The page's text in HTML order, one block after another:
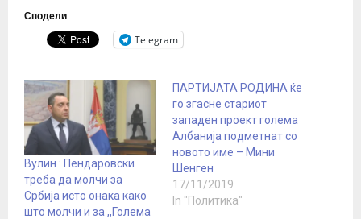
Сподели
Telegram
Вулин : Пендаровски
треба да молчи за
Србија исто онака како
што молчи и за ,,Голема
ПАРТИЈАТА РОДИНА ќе
го згасне стариот
западен проект голема
Албанија подметнат со
новото име – Мини
Шенген
17/11/2019
In "Политика"